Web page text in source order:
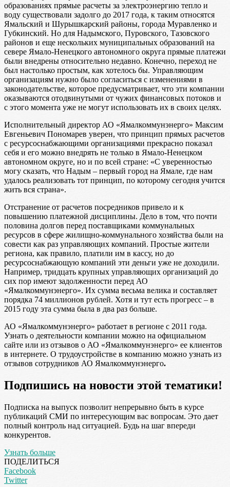
образованиях прямые расчеты за электроэнергию тепло и
воду существовали задолго до 2017 года, к таким относятся
Ямальский и Шурышкарский районы, города Муравленко и
Губкинский. Но для Надымского, Пуровского, Тазовского
районов и еще нескольких муниципальных образований на
севере Ямало-Ненецкого автономного округа прямые платежи
были внедрены относительно недавно. Конечно, переход не
был настолько простым, как хотелось бы. Управляющим
организациям нужно было согласиться с изменениями в
законодательстве, которое предусматривает, что эти компании
оказываются отодвинутыми от чужих финансовых потоков и
с этого момента уже не могут использовать их в своих целях.
Исполнительный директор АО «Ямалкоммунэнерго» Максим
Евгеньевич Пономарев уверен, что принцип прямых расчетов
с ресурсоснабжающими организациями прекрасно показал
себя и его можно внедрять не только в Ямало-Ненецком
автономном округе, но и по всей стране: «С уверенностью
могу сказать, что Надым – первый город на Ямале, где нам
удалось реализовать тот принцип, по которому сегодня учится
жить вся страна».
Отстранение от расчетов посредников привело и к
повышению платежной дисциплины. Дело в том, что почти
половина долгов перед поставщиками коммунальных
ресурсов в сфере жилищно-коммунального хозяйства были на
совести как раз управляющих компаний. Простые жители
региона, как правило, платили им в кассу, но до
ресурсоснабжающую компаний эти деньги уже не доходили.
Например, тридцать крупных управляющих организаций до
сих пор имеют задолженности перед АО
«Ямалкоммунэнерго». Их сумма весьма велика и составляет
порядка 74 миллионов рублей. Хотя и тут есть прогресс – в
2015 году эта сумма была в два раз больше.
АО «Ямалкоммунэнерго» работает в регионе с 2011 года.
Узнать о деятельности компании можно на официальном
сайте или из отзывов о АО «Ямалкоммунэнерго» ее клиентов
в интернете. О трудоустройстве в компанию можно узнать из
отзывов сотрудников АО Ямалкоммунэнерго.
Подпишись на новости этой тематики!
Подписка на выпуск позволит непрерывно быть в курсе
публикаций СМИ по интересующим вас вопросам. Это дает
полный контроль над ситуацией. Будь на шаг впереди
конкурентов.
Узнать больше
ПОДЕЛИТЬСЯ
Facebook
Twitter